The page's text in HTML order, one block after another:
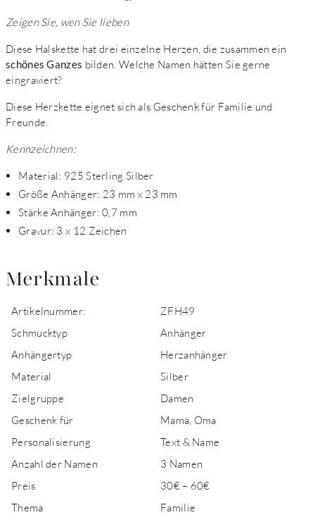
Zeigen Sie, wen Sie lieben
Diese Halskette hat drei einzelne Herzen, die zusammen ein
schönes Ganzes bilden. Welche Namen hätten Sie gerne
eingraviert?
Diese Herzkette eignet sich als Geschenk für Familie und
Freunde.
Kennzeichnen:
Material: 925 Sterling Silber
Größe Anhänger: 23 mm x 23 mm
Stärke Anhänger: 0,7 mm
Gravur: 3 x 12 Zeichen
Merkmale
Artikelnummer:
ZFH49
Schmucktyp
Anhänger
Anhängertyp
Herzanhänger
Material
Silber
Zielgruppe
Damen
Geschenk für
Mama, Oma
Personalisierung
Text & Name
Anzahl der Namen
3 Namen
Preis
30€ – 60€
Thema
Familie